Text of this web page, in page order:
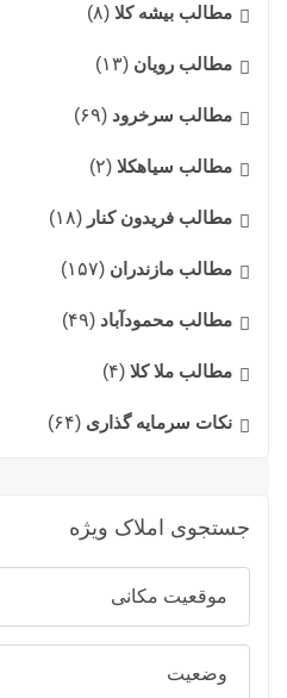
مطالب بیشه کلا (۸)
مطالب رویان (۱۳)
مطالب سرخرود (۶۹)
مطالب سیاهکلا (۲)
مطالب فریدون کنار (۱۸)
مطالب مازندران (۱۵۷)
مطالب محمودآباد (۴۹)
مطالب ملا کلا (۴)
نکات سرمایه گذاری (۶۴)
جستجوی املاک ویژه
موقعیت مکانی
وضعیت